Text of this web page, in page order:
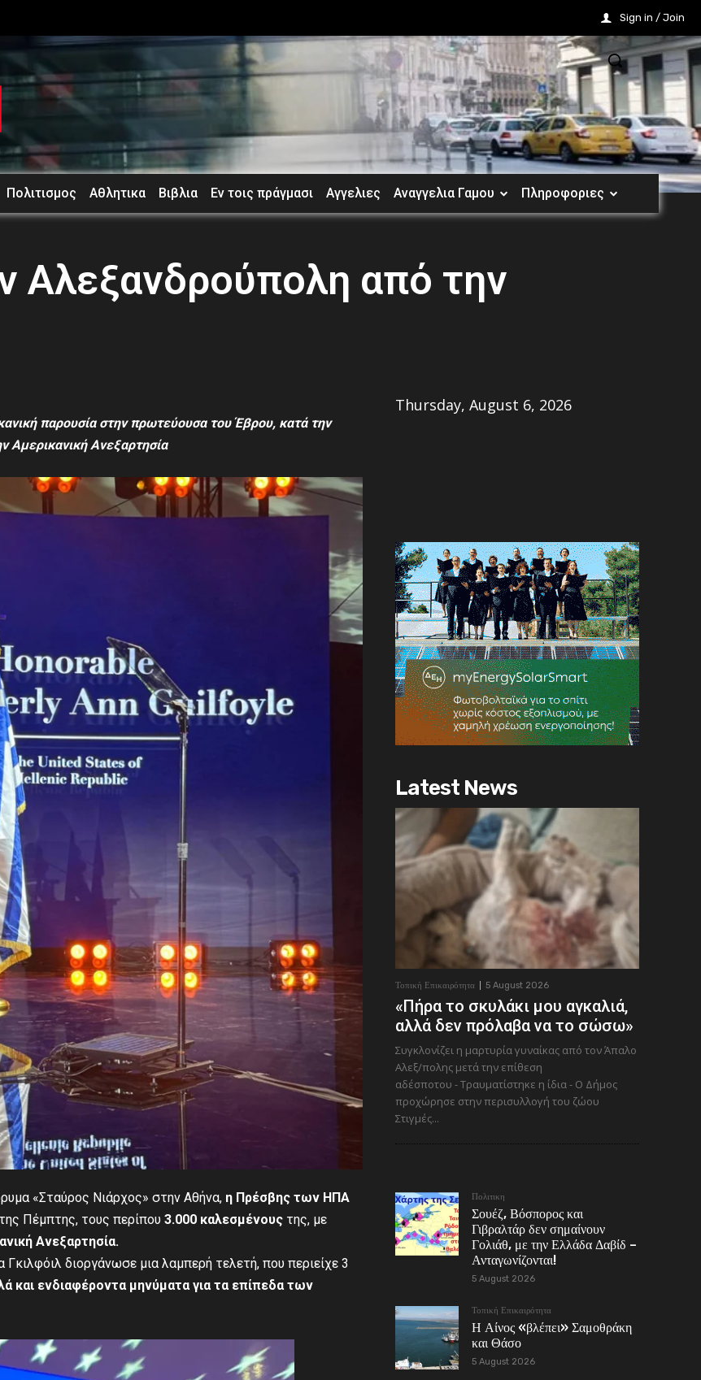
Sign in / Join
Πολιτισμος Αθλητικα Βιβλια Εν τοις πράγμασι Αγγελιες Αναγγελια Γαμου Πληροφοριες
Αλεξανδρούπολη από την
παρουσίαστην πρωτεύουσα του Έβρου, κατά την
Αμερικανική Ανεξαρτησία
«Σταύρος Νιάρχος» στην Αθήνα, η Πρέσβης των ΗΠΑ
Πέμπτης, τους περίπου 3.000 καλεσμένους της, με
Ανεξαρτησία.
Γκιλφόιλ διοργάνωσε μια λαμπερή τελετή, που περιείχε 3
και ενδιαφέροντα μηνύματα για τα επίπεδα των
Thursday, August 6, 2026
Latest News
Τοπική Επικαιρότητα 5 August 2026
«Πήρα το σκυλάκι μου αγκαλιά,
αλλά δεν πρόλαβα να το σώσω»
Συγκλονίζει η μαρτυρία γυναίκας από τον Άπαλο
Αλεξ/πολης μετά την επίθεση
αδέσποτου - Τραυματίστηκε η ίδια - Ο Δήμος
προχώρησε στην περισυλλογή του ζώου
Στιγμές...
Πολιτικη
Σουέζ, Βόσπορος και
Γιβραλτάρ δεν σημαίνουν
Γολιάθ, με την Ελλάδα Δαβίδ –
Ανταγωνίζονται!
5 August 2026
Τοπική Επικαιρότητα
Η Αίνος «βλέπει» Σαμοθράκη
και Θάσο
5 August 2026